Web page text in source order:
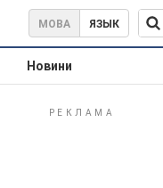
МОВА ЯЗЫК
Новини